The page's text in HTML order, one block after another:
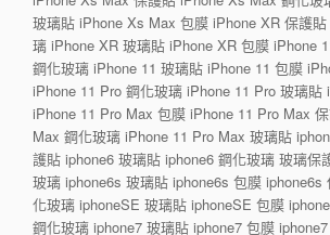
玻璃貼 iPhone Xs Max 包膜 iPhone XR 保護
璃 iPhone XR 玻璃貼 iPhone XR 包膜 iPhone
鋼化玻璃 iPhone 11 玻璃貼 iPhone 11 包膜
iPhone 11 Pro 鋼化玻璃 iPhone 11 Pro 玻璃貼
iPhone 11 Pro Max 包膜 iPhone 11 Pro Max
Max 鋼化玻璃 iPhone 11 Pro Max 玻璃貼
護貼 iphone6 玻璃貼 iphone6 鋼化玻璃 玻璃保
玻璃 iphone6s 玻璃貼 iphone6s 包膜 iphone6s
化玻璃 iphoneSE 玻璃貼 iphoneSE 包膜
鋼化玻璃 iphone7 玻璃貼 iphone7 包膜